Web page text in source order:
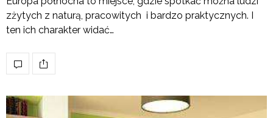
zżytych z naturą, pracowitych i bardzo praktycznych. I
ten ich charakter widać…